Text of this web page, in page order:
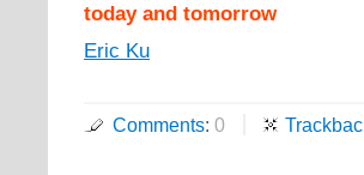
today and tomorrow
Eric Ku
Comments: 0